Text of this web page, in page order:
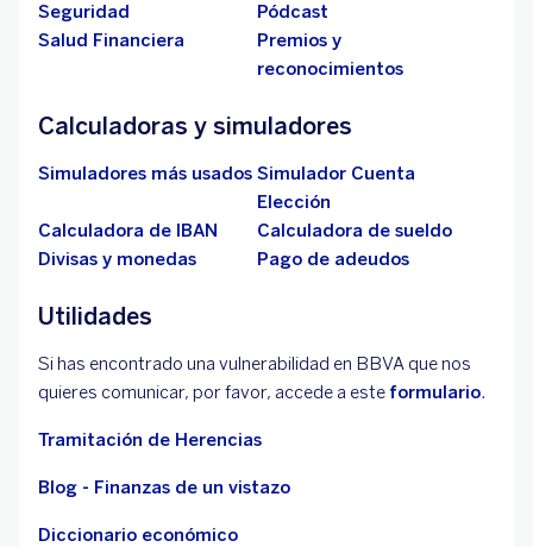
Seguridad
Pódcast
Salud Financiera
Premios y
reconocimientos
Calculadoras y simuladores
Simuladores más usados Simulador Cuenta
Elección
Calculadora de IBAN
Calculadora de sueldo
Divisas y monedas
Pago de adeudos
Utilidades
Si has encontrado una vulnerabilidad en BBVA que nos
quieres comunicar, por favor, accede a este formulario.
Tramitación de Herencias
Blog - Finanzas de un vistazo
Diccionario económico